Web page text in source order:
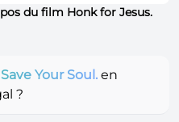
du film Honk for Jesus.
Your Soul.en
?